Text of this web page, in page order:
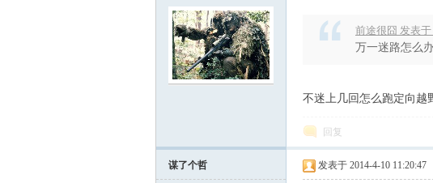
前途很囧 发表
万一迷路怎么办
不迷上几回怎么跑定向越
回复
谋了个哲 发表于 2014-4-10 11:20:47